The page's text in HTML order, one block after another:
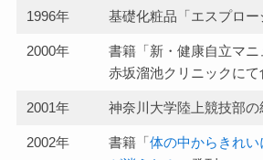
1996年 基礎化粧品「エスプロ
2000年
書籍「新・健康自立マニ
赤坂溜池クリニックにて
2001年 神奈川大学陸上競技部
2002年 書籍「体の中からきれ